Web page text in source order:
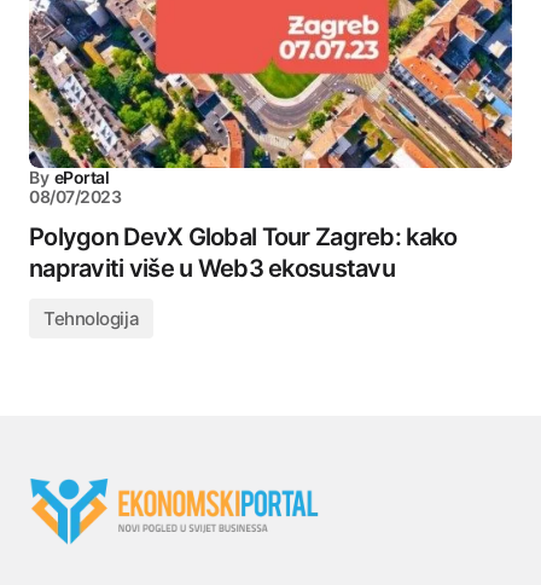
By ePortal
08/07/2023
Polygon DevX Global Tour Zagreb: kako
napraviti više u Web3 ekosustavu
Tehnologija